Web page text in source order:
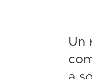
Un